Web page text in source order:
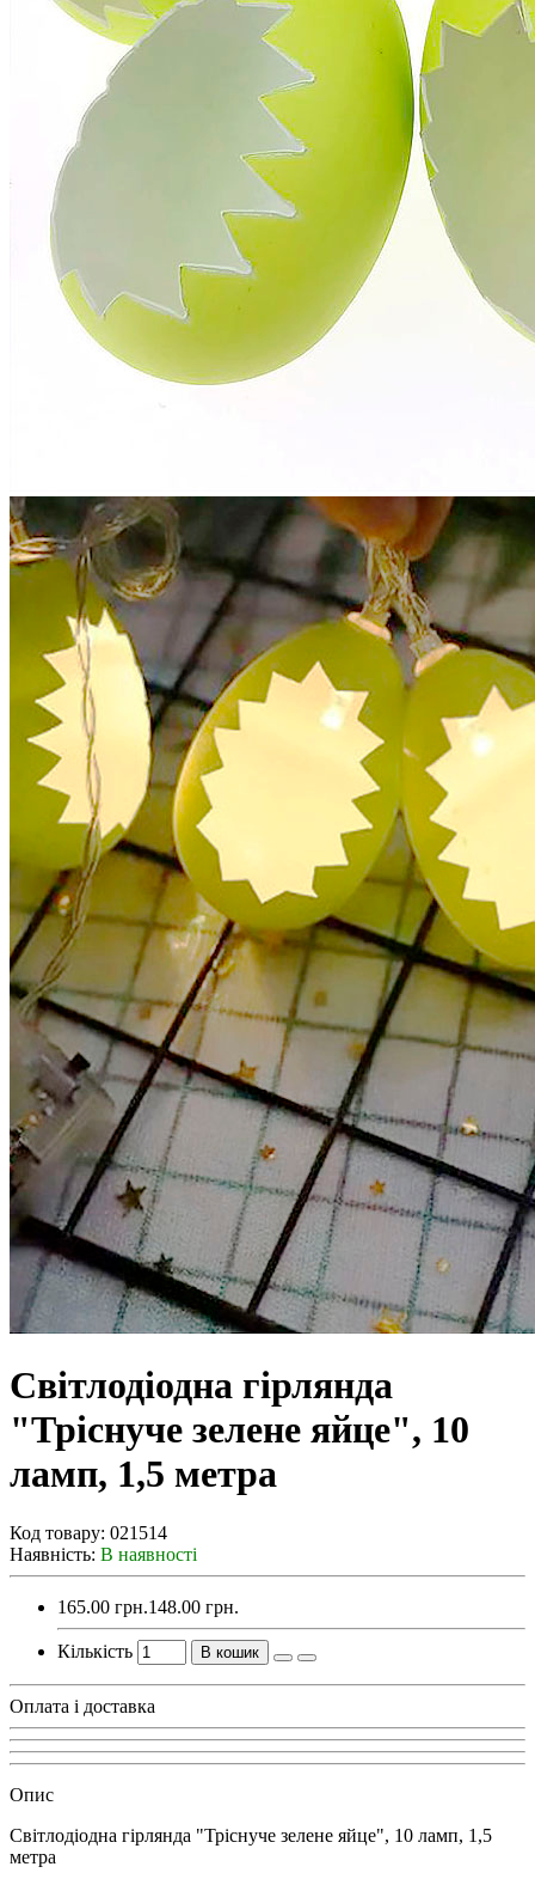
Світлодіодна гірлянда
"Тріснуче зелене яйце", 10
ламп, 1,5 метра
Код товару: 021514
Наявність: В наявності
165.00 грн.148.00 грн.
Кількість В кошик
Оплата і доставка
Опис
Світлодіодна гірлянда "Тріснуче зелене яйце", 10 ламп, 1,5
метра